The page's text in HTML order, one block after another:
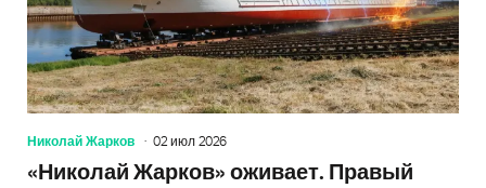
Николай Жарков 02 июл 2026
«Николай Жарков» оживает. Правый